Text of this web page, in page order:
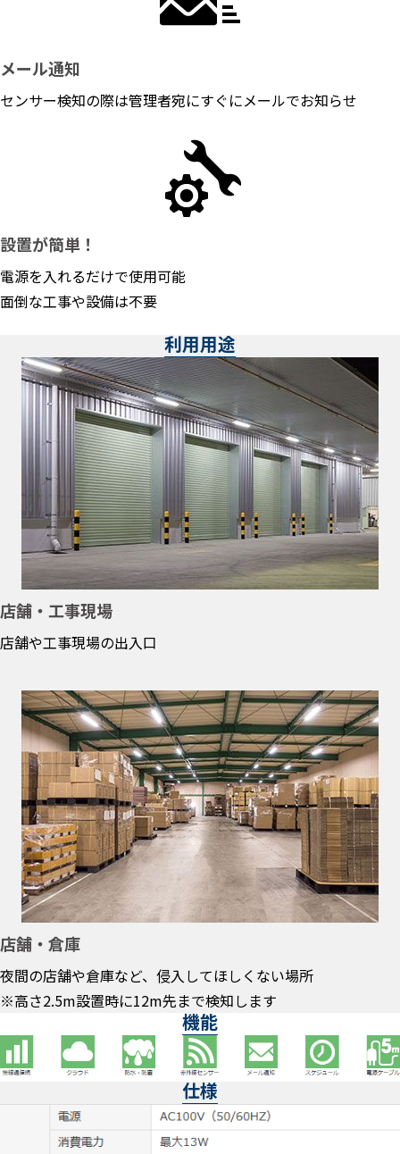
メール通知
センサー検知の際は管理者宛にすぐにメールでお知らせ
設置が簡単！
電源を入れるだけで使用可能
面倒な工事や設備は不要
利用用途
店舗・工事現場
店舗や工事現場の出入口
店舗・倉庫
夜間の店舗や倉庫など、侵入してほしくない場所
※高さ2.5m設置時に12m先まで検知します
機能
仕様